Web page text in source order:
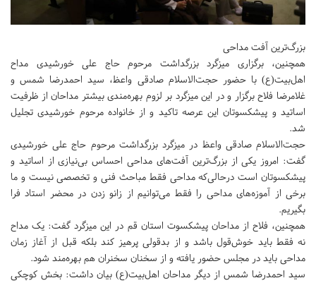
بزرگ‌ترین آفت مداحی
همچنین، برگزاری میزگرد بزرگداشت مرحوم حاج علی خورشیدی مداح
اهل‌بیت(ع) با حضور حجت‌الاسلام صادقی واعظ، سید احمدرضا شمس و
غلامرضا فلاح برگزار و در این میزگرد بر لزوم بهره‌مندی بیشتر مداحان از ظرفیت
اساتید و پیشکسوتان این عرصه تاکید و از خانواده مرحوم خورشیدی تجلیل
شد.
حجت‌الاسلام صادقی واعظ در میزگرد بزرگداشت مرحوم حاج علی خورشیدی
گفت: امروز یکی از بزرگ‌ترین آفت‌های مداحی احساس بی‌نیازی از اساتید و
پیشکسوتان است درحالی‌که مداحی فقط مباحث فنی و تخصصی نیست و ما
برخی از آموزه‌های مداحی را فقط می‌توانیم از زانو زدن در محضر استاد فرا
بگیریم.
همچنین، فلاح از مداحان پیشکسوت استان قم در این میزگرد گفت: یک مداح
نه فقط باید خوش‌قول باشد و از بدقولی پرهیز کند بلکه قبل از آغاز زمان
مداحی باید در مجلس حضور یافته و از سخنان سخنران هم بهره‌مند شود.
سید احمدرضا شمس از دیگر مداحان اهل‌بیت(ع) بیان داشت: بخش کوچکی